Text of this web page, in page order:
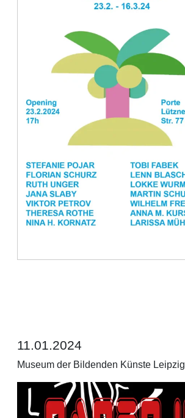
11.01.2024
Museum der Bildenden Künste Leipzig